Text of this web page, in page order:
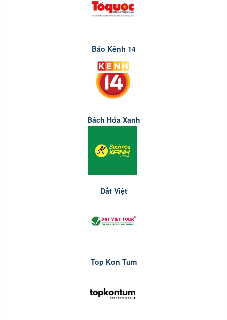
Báo Kênh 14
Bách Hóa Xanh
Đất Việt
Top Kon Tum